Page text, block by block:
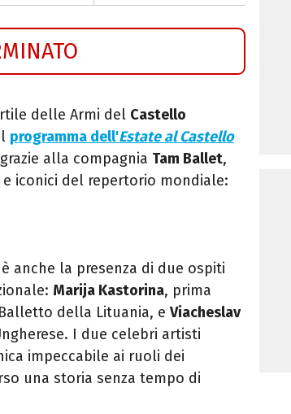
delle Armi del Castello
programma dell'Estate al Castello
alla compagnia Tam Ballet,
iconici del repertorio mondiale:
anche la presenza di due ospiti
Marija Kastorina, prima
della Lituania, e Viacheslav
I due celebri artisti
impeccabile ai ruoli dei
una storia senza tempo di